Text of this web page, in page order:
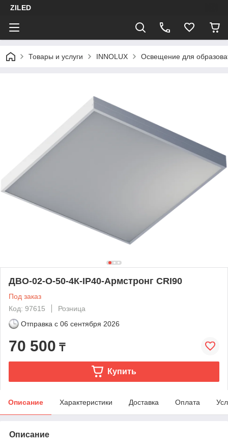
ZILED
Товары и услуги INNOLUX Освещение для
ДВО-02-О-50-4К-IP40-Армстронг CRI90
Под заказ
Код: 97615
Розница
Отправка с 06 сентября 2026
70 500 ₸
Купить
Описание Характеристики Доставка Оплата
Описание